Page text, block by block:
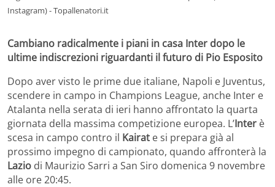
Instagram) - Topallenatori.it
Cambiano radicalmente i piani in casa Inter dopo le
ultime indiscrezioni riguardanti il futuro di Pio Esposito
Dopo aver visto le prime due italiane, Napoli e Juventus,
scendere in campo in Champions League, anche Inter e
Atalanta nella serata di ieri hanno affrontato la quarta
giornata della massima competizione europea. L’Inter è
scesa in campo contro il Kairat e si prepara già al
prossimo impegno di campionato, quando affronterà la
Lazio di Maurizio Sarri a San Siro domenica 9 novembre
alle ore 20:45.